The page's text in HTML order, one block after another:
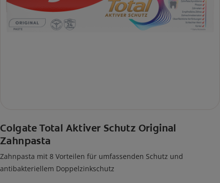
Colgate Total Aktiver Schutz Original
Zahnpasta
Zahnpasta mit 8 Vorteilen für umfassenden Schutz und
antibakteriellem Doppelzinkschutz